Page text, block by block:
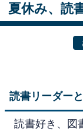
夏休み、読
読書リーダー
読書好き、図